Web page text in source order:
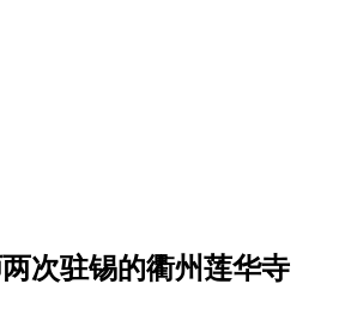
次驻锡的衢州莲华寺